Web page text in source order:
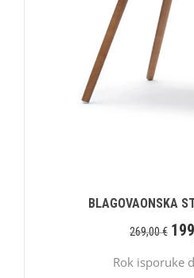
BLAGOVAONSKA
269,00€
Rok isporuke